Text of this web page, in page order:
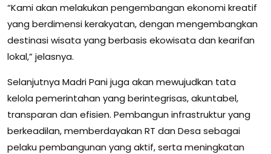
“Kami akan melakukan pengembangan ekonomi kreatif
yang berdimensi kerakyatan, dengan mengembangkan
destinasi wisata yang berbasis ekowisata dan kearifan
lokal,” jelasnya.
Selanjutnya Madri Pani juga akan mewujudkan tata
kelola pemerintahan yang berintegrisas, akuntabel,
transparan dan efisien. Pembangun infrastruktur yang
berkeadilan, memberdayakan RT dan Desa sebagai
pelaku pembangunan yang aktif, serta meningkatan